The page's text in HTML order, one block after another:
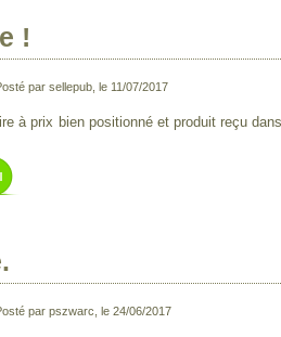
!
par sellepub, le 11/07/2017
à prix bien positionné et produit reçu dans
par pszwarc, le 24/06/2017